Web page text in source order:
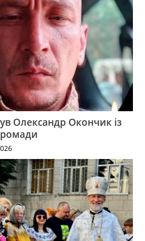
Олександр Окончик із